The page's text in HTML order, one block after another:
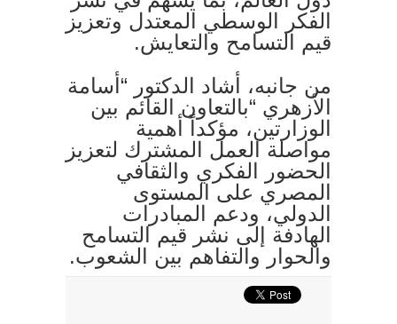
الفكر الوسطي المعتدل وتعزيز
قيم التسامح والتعايش.
من جانبه، أشاد الدكتور “أسامة
الأزهري “بالتعاون القائم بين
الوزارتين، مؤكداً أهمية
مواصلة العمل المشترك لتعزيز
الحضور الفكري والثقافي
المصري على المستوى
الدولي، ودعم المبادرات
الهادفة إلى نشر قيم التسامح
والحوار والتفاهم بين الشعوب.